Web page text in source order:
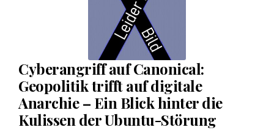
Cyberangriff auf Canonical:
Geopolitik trifft auf digitale
Anarchie – Ein Blick hinter die
Kulissen der Ubuntu-Störung